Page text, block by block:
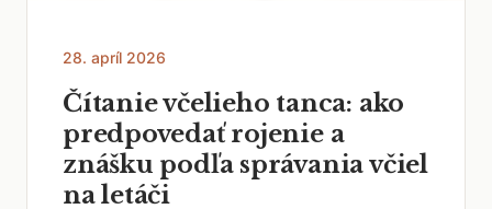
28. apríl 2026
Čítanie včelieho tanca: ako
predpovedať rojenie a
znášku podľa správania včiel
na letáči